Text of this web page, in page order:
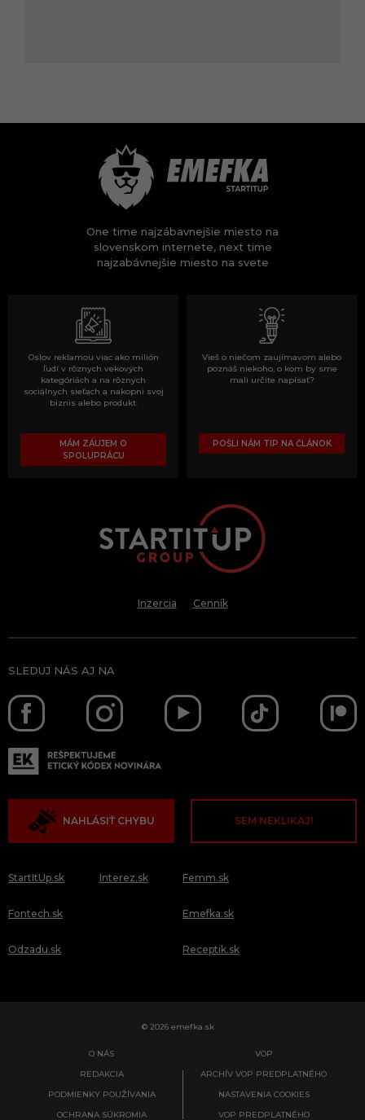
One time najzábavnejšie miesto na
slovenskom internete, next time
najzabávnejšie miesto na svete
Oslov reklamou viac ako milión
ľudí v rôznych vekových
kategóriách a na rôznych
sociálnych sieťach a nakopni svoj
biznis alebo produkt.
MÁM ZÁUJEM O
SPOLUPRÁCU
Vieš o niečom zaujímavom alebo
poznáš niekoho, o kom by sme
mali určite napísať?
POŠLI NÁM TIP NA ČLÁNOK
Inzercia Cenník
SLEDUJ NÁS AJ NA
NAHLÁSIŤ CHYBU SEM NEKLIKAJ!
StartItUp.sk
Fontech.sk
Odzadu.sk
Interez.sk Femm.sk
Emefka.sk
Receptik.sk
© 2026 emefka.sk
O NÁS
REDAKCIA
PODMIENKY POUŽÍVANIA
OCHRANA SÚKROMIA
VOP
ARCHÍV VOP PREDPLATNÉHO
NASTAVENIA COOKIES
VOP PREDPLATNÉHO